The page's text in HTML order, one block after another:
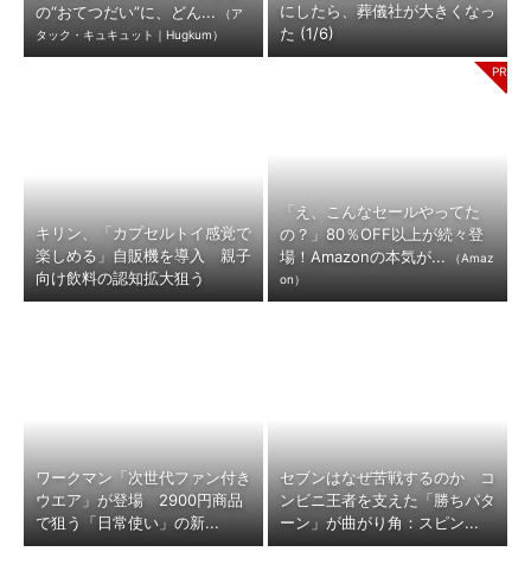
の“おてつだい”に、どん...
（ア
タック・キュキュット｜Hugkum）
にしたら、葬儀社が大きくなっ
た (1/6)
キリン、「カプセルトイ感覚で
楽しめる」自販機を導入 親子
向け飲料の認知拡大狙う
「え、こんなセールやってた
の？」80％OFF以上が続々登
場！Amazonの本気が...
（Amaz
on）
ワークマン「次世代ファン付き
ウエア」が登場 2900円商品
で狙う「日常使い」の新...
セブンはなぜ苦戦するのか コ
ンビニ王者を支えた「勝ちパタ
ーン」が曲がり角：スピン...